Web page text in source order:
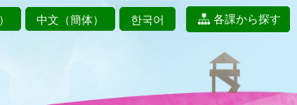
中文（簡体） 한국어 各課から探す